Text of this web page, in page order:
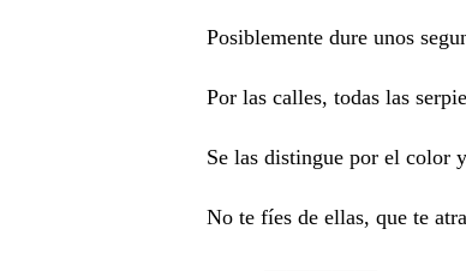
Posiblemente dure unos
Por las calles, todas las
Se las distingue por el color
No te fíes de ellas, que te